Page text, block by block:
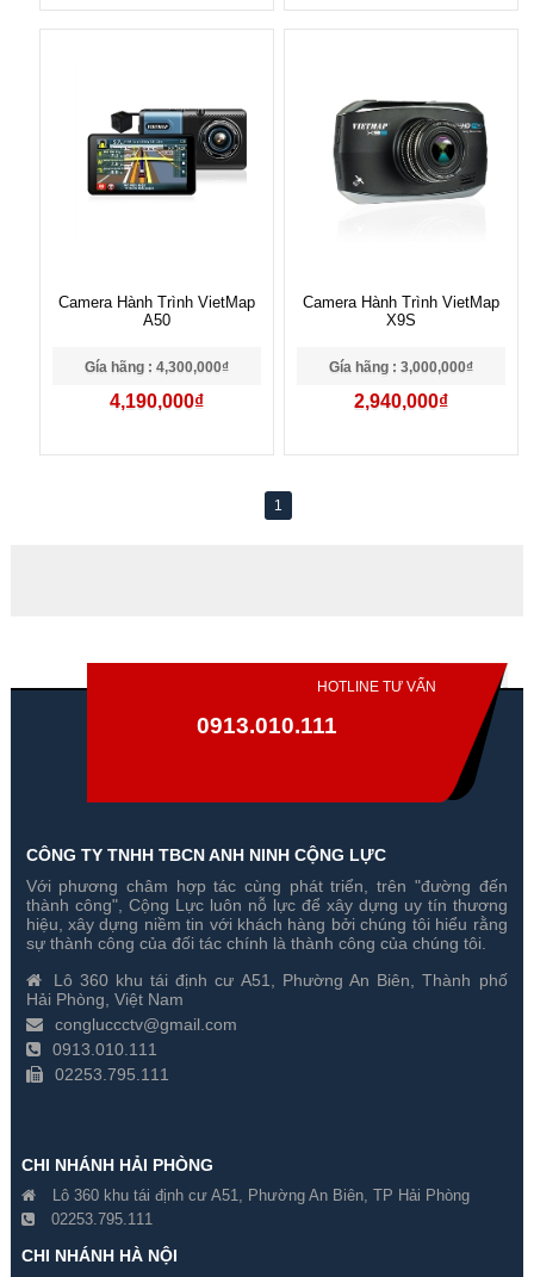
Camera Hành Trình VietMap
A50
Gía hãng : 4,300,000₫
4,190,000₫
Camera Hành Trình VietMap
X9S
Gía hãng : 3,000,000₫
2,940,000₫
1
HOTLINE TƯ VẤN
0913.010.111
CÔNG TY TNHH TBCN ANH NINH CỘNG LỰC
Với phương châm hợp tác cùng phát triển, trên "đường đến
thành công", Cộng Lực luôn nỗ lực để xây dựng uy tín thương
hiệu, xây dựng niềm tin với khách hàng bởi chúng tôi hiểu rằng
sự thành công của đối tác chính là thành công của chúng tôi.
Lô 360 khu tái định cư A51, Phường An Biên, Thành phố
Hải Phòng, Việt Nam
congluccctv@gmail.com
0913.010.111
02253.795.111
CHI NHÁNH HẢI PHÒNG
Lô 360 khu tái định cư A51, Phường An Biên, TP Hải Phòng
02253.795.111
CHI NHÁNH HÀ NỘI